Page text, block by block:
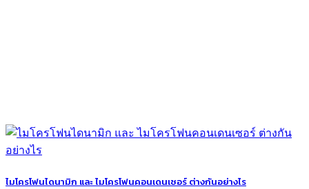
ไมโครโฟนไดนามิก และ ไมโครโฟนคอนเดนเซอร์ ต่างกันอย่างไร